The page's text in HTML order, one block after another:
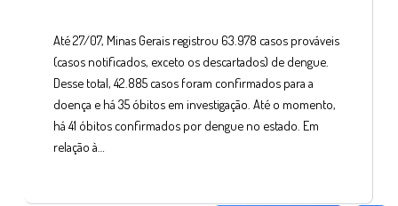
Até 27/07, Minas Gerais registrou 63.978 casos prováveis
(casos notificados, exceto os descartados) de dengue.
Desse total, 42.885 casos foram confirmados para a
doença e há 35 óbitos em investigação. Até o momento,
há 41 óbitos confirmados por dengue no estado. Em
relação à…